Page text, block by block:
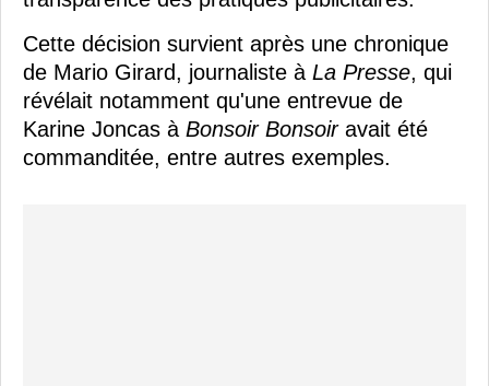
Cette décision survient après une chronique
de Mario Girard, journaliste à La Presse, qui
révélait notamment qu'une entrevue de
Karine Joncas à Bonsoir Bonsoiravait été
commanditée, entre autres exemples.